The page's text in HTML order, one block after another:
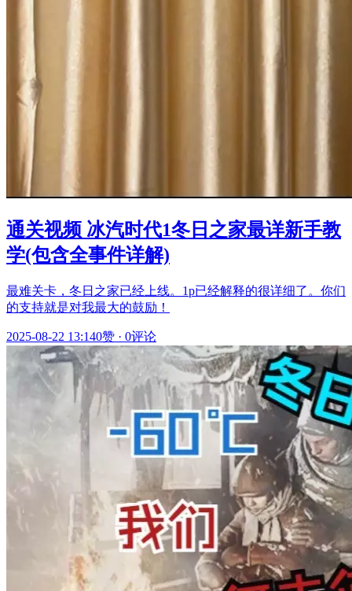
通关视频 冰汽时代1冬日之家最详新手教
学(包含全事件详解)
最难关卡，冬日之家已经上线。1p已经解释的很详细了。你们
的支持就是对我最大的鼓励！
2025-08-22 13:140赞 · 0评论